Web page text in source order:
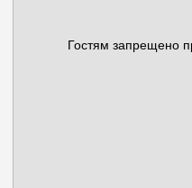
Гостям запрещено